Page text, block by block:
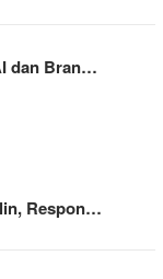
dan Bran…
Respon…